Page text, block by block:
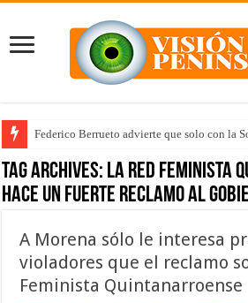
Federico Berrueto advierte que solo con la
Tag Archives: La Red Feminista
hace un fuerte reclamo al
A Morena sólo le interesa
violadores que el reclamo
Feminista Quintanarroense